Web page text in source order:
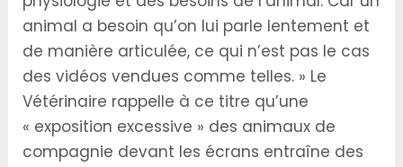
animal a besoin qu’on lui parle lentement et
de manière articulée, ce qui n’est pas le cas
des vidéos vendues comme telles. » Le
Vétérinaire rappelle à ce titre qu’une
« exposition excessive » des animaux de
compagnie devant les écrans entraîne des